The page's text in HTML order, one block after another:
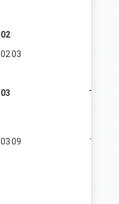
02
0203
03 1 501,9
0309 1 101,5